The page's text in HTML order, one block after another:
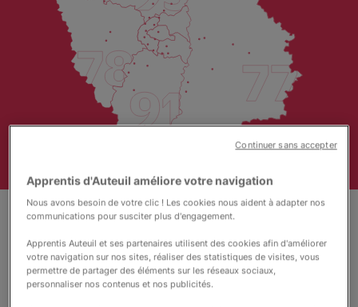
Fondation catholique reconnue d'utilité
publique, acteur engagé de la prévention et de
la protection de l'enfance, Apprentis d'Auteuil
développe en France et à l'international des
programmes d'accueil, d'éducation, de
formation et d'insertio, pour redonner aux
jeunes et aux familles fragilisés ce qui leur
manque le plus: la confiance.
Apprentis d'Auteuil améliore votre navigation
Nous avons besoin de votre clic ! Les cookies nous aident à adapter nos
communications pour susciter plus d'engagement.
Apprentis Auteuil et ses partenaires utilisent des cookies afin d'améliorer
votre navigation sur nos sites, réaliser des statistiques de visites, vous
permettre de partager des éléments sur les réseaux sociaux,
personnaliser nos contenus et nos publicités.
Continuer sans accepter